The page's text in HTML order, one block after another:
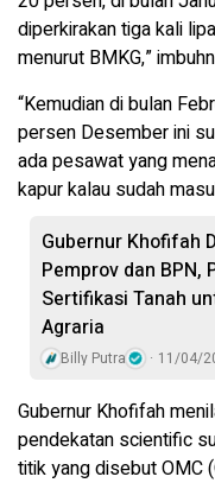
diperkirakan tiga kali
menurut BMKG,”
“Kemudian di bulan
persen Desember ini
ada pesawat yang
kapur kalau sudah
Gubernur Khofifah
Pemprov dan BPN,
Sertifikasi Tanah
Agraria
Billy Putra 11/04/
Gubernur Khofifah
pendekatan scientific
titik yang disebut OMC